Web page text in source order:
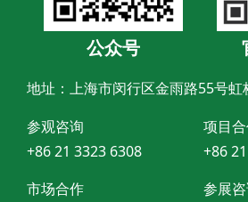
公众号
地址：上海市闵行区金雨路55号虹
参观咨询
+86 21 3323 6308
项目
+86
市场合作
参展